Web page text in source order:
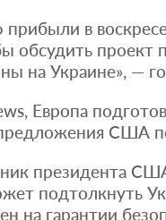
в
обсудить проект
на Украине», —
Европа
США
президента
подтолкнуть
на гарантии